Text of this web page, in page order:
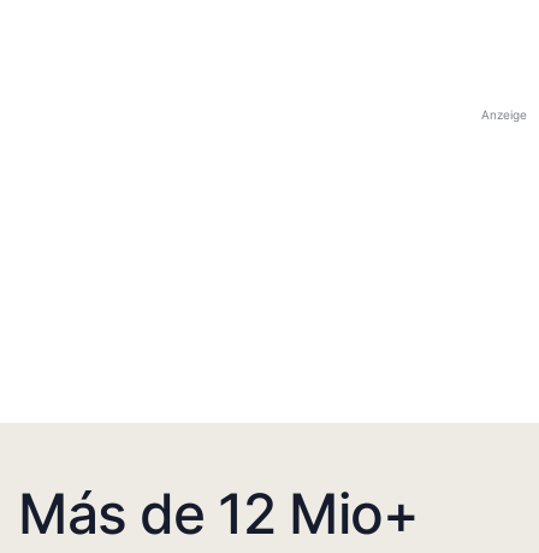
Anzeige
Más de 12 Mio+